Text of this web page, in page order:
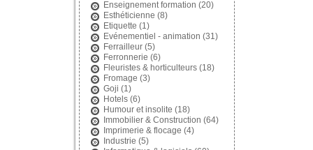
Enseignement formation (20)
Esthéticienne (8)
Etiquette (1)
Evénementiel - animation (31)
Ferrailleur(5)
Ferronnerie (6)
Fleuristes & horticulteurs(18)
Fromage (3)
Goji (1)
Hotels(6)
Humour et insolite (18)
Immobilier & Construction (64)
Imprimerie & flocage (4)
Industrie (5)